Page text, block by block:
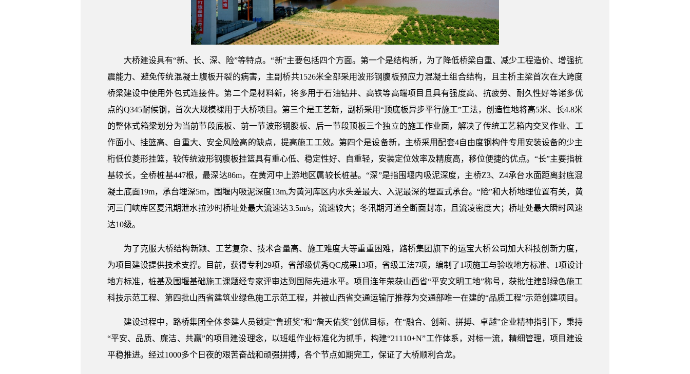
大桥建设具有“新、长、深、险”等特点。“新”主要包括四个方面。第一个是结构新，为了降低桥梁自重、减少工程造价、增强抗
震能力、避免传统混凝土腹板开裂的病害，主副桥共1526米全部采用波形钢腹板预应力混凝土组合结构，且主桥主梁首次在大跨度
桥梁建设中使用外包式连接件。第二个是材料新，将多用于石油钻井、高铁等高端项目且具有强度高、抗疲劳、耐久性好等诸多优
点的Q345耐候钢，首次大规模裸用于大桥项目。第三个是工艺新，副桥采用“顶底板异步平行施工”工法，创造性地将高5米、长4.8米
的整体式箱梁划分为当前节段底板、前一节波形钢腹板、后一节段顶板三个独立的施工作业面，解决了传统工艺箱内交叉作业、工
作面小、挂篮高、自重大、安全风险高的缺点，提高施工工效。第四个是设备新，主桥采用配套4自由度钢构件专用安装设备的少主
桁低位菱形挂篮，较传统波形钢腹板挂篮具有重心低、稳定性好、自重轻，安装定位效率及精度高，移位便捷的优点。“长”主要指桩
基较长，全桥桩基447根，最深达86m，在黄河中上游地区属较长桩基。“深”是指围堰内吸泥深度，主桥Z3、Z4承台水面距离封底混
凝土底面19m，承台埋深5m，围堰内吸泥深度13m,为黄河库区内水头差最大、入泥最深的埋置式承台。“险”和大桥地理位置有关，黄
河三门峡库区夏汛期泄水拉沙时桥址处最大流速达3.5m/s，流速较大；冬汛期河道全断面封冻，且流凌密度大；桥址处最大瞬时风速
达10级。
为了克服大桥结构新颖、工艺复杂、技术含量高、施工难度大等重重困难，路桥集团旗下的运宝大桥公司加大科技创新力度，
为项目建设提供技术支撑。目前，获得专利29项，省部级优秀QC成果13项，省级工法7项，编制了1项施工与验收地方标准、1项设计
地方标准，桩基及围堰基础施工课题经专家评审达到国际先进水平。项目连年荣获山西省“平安文明工地”称号，获批住建部绿色施工
科技示范工程、第四批山西省建筑业绿色施工示范工程，并被山西省交通运输厅推荐为交通部唯一在建的“品质工程”示范创建项目。
建设过程中，路桥集团全体参建人员锁定“鲁班奖”和“詹天佑奖”创优目标，在“融合、创新、拼搏、卓越”企业精神指引下，秉持
“平安、品质、廉洁、共赢”的项目建设理念，以班组作业标准化为抓手，构建“21110+N”工作体系，对标一流，精细管理，项目建设
平稳推进。经过1000多个日夜的艰苦奋战和顽强拼搏，各个节点如期完工，保证了大桥顺利合龙。